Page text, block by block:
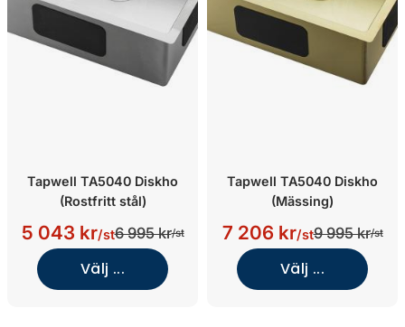
Tapwell TA5040 Diskho
(Rostfritt stål)
5 043 kr/st6 995 kr/st
Välj ...
Tapwell TA5040 Diskho
(Mässing)
7 206 kr/st9 995 kr/st
Välj ...